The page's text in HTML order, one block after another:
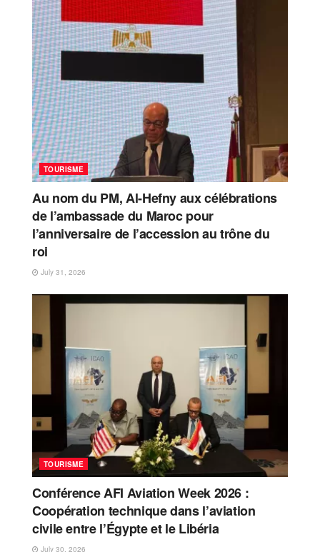
TOURISME
Au nom du PM, Al-Hefny aux célébrations
de l’ambassade du Maroc pour
l’anniversaire de l’accession au trône du
roi
July 31, 2026
TOURISME
Conférence AFI Aviation Week 2026 :
Coopération technique dans l’aviation
civile entre l’Égypte et le Libéria
July 30, 2026